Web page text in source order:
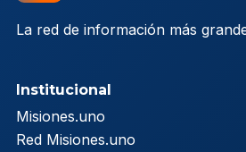
La red de información más
Institucional
Misiones.uno
Red Misiones.uno